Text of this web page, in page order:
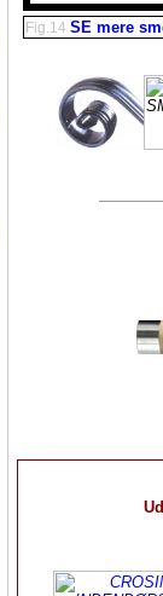
Fig.14 SE mere